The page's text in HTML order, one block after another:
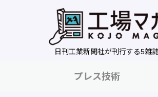
日刊工業新聞社が刊行する5雑
プレス技術